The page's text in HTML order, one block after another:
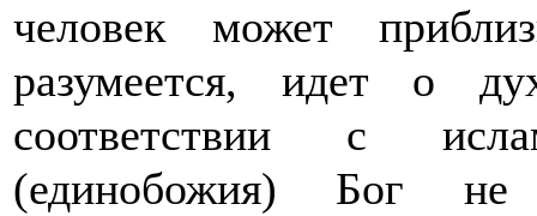
человек может
разумеется, идет о
соответствии с
(единобожия) Бог не